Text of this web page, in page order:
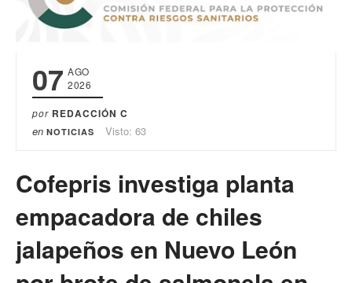
07 AGO
2026
por REDACCIÓN C
en NOTICIAS Visto: 63
Cofepris investiga planta
empacadora de chiles
jalapeños en Nuevo León